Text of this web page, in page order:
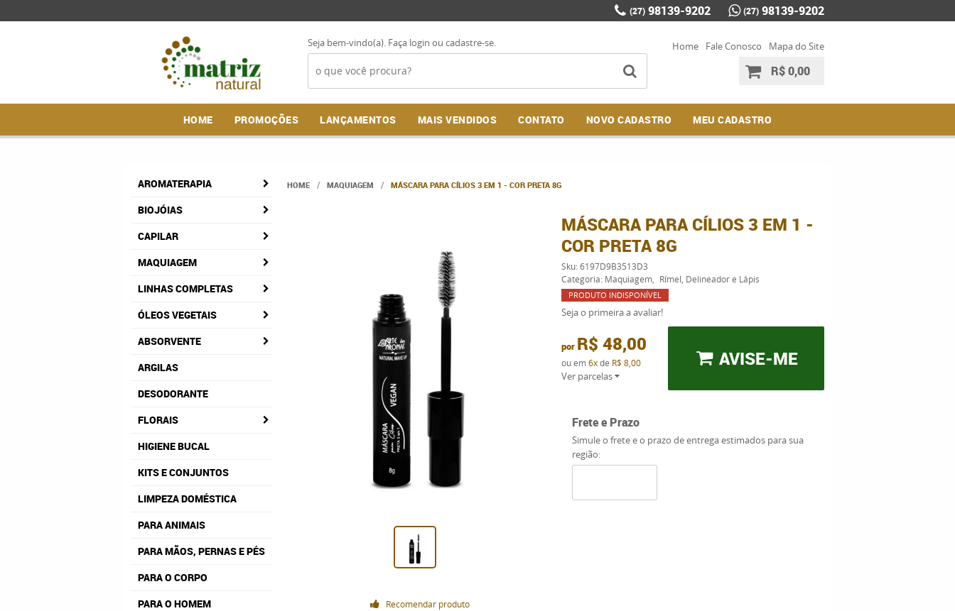
(27) 98139-9202 (27) 98139-9202
Seja bem-vindo(a). Faça login ou cadastre-se. Home Fale Conosco Mapa do Site
R$ 0,00
HOME PROMOÇÕES LANÇAMENTOS MAIS VENDIDOS CONTATO NOVO CADASTRO MEU CADASTRO
AROMATERAPIA
BIOJÓIAS
CAPILAR
MAQUIAGEM
LINHAS COMPLETAS
ÓLEOS VEGETAIS
ABSORVENTE
ARGILAS
DESODORANTE
FLORAIS
HIGIENE BUCAL
KITS E CONJUNTOS
LIMPEZA DOMÉSTICA
PARA ANIMAIS
PARA MÃOS, PERNAS E PÉS
PARA O CORPO
PARA O HOMEM
HOME MAQUIAGEM MÁSCARA PARA CÍLIOS 3 EM 1 - COR PRETA 8G
Recomendar produto
MÁSCARA PARA CÍLIOS 3 EM 1 -
COR PRETA 8G
Sku:6197D9B3513D3
Categoria: Maquiagem Rímel, Delineador e Lápis
PRODUTO INDISPONÍVEL
Seja o primeira a avaliar!
por R$ 48,00
ou em6xde R$ 8,00
Ver parcelas
AVISE-ME
Frete e Prazo
Simule o frete e o prazo de entrega estimados para sua
região: